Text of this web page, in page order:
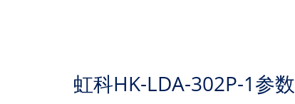
虹科HK-LDA-302P-1参数